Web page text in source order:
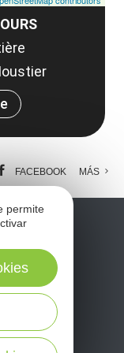
FACEBOOK MÁS
nuestro
y
permite